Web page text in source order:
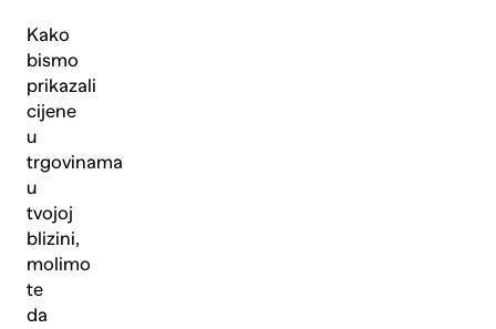
Kako
bismo
prikazali
cijene
u
trgovinama
u
tvojoj
blizini,
molimo
te
da
Pošalji